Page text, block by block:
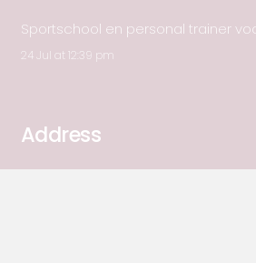
Sportschool en personal trainer
24 Jul at 12:39 pm
Address